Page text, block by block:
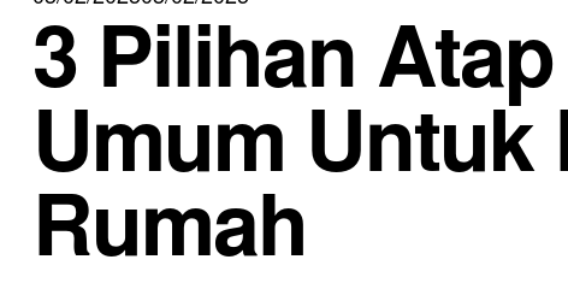
3 Pilihan
Umum Untuk
Rumah